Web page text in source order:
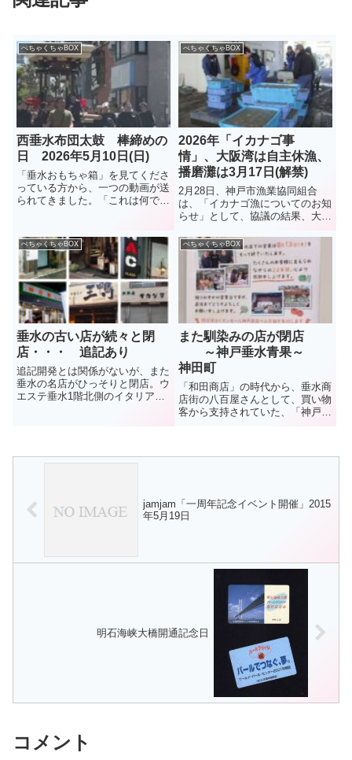
ぺちゃくちゃBOX
西垂水布団太鼓 棒締めの
日 2026年5月10日(日)
「垂水おもちゃ箱」を見てくださ
っている方から、一つの動画が送
られてきました。「これは何でし
鼓、「棒締め」という1年に1回
の行事だそうです。5月10日、行
われたようです。秋祭りに向け
て...
ぺちゃくちゃBOX
2026年「イカナゴ事
情」、大阪湾は自主休漁、
播磨灘は3月17日(解禁)
2月28日、神戸市漁業協同組合
は、「イカナゴ漁についてのお知
らせ」として、協議の結果、大阪
カナゴ漁は、3年連続で自主休漁
となったことを伝えた。播磨灘で
は6日に試験操業が行われ、イカ
ナゴのシンコ漁は3月17日に解...
ぺちゃくちゃBOX
垂水の古い店が続々と閉
店・・・ 追記あり
追記開発とは関係がないが、また
垂水の名店がひっそりと閉店。ウ
エステ垂水1階北側のイタリアン
と。（2026年3月） ...
ぺちゃくちゃBOX
また馴染みの店が閉店
～神戸垂水青果～
神田町
「和田商店」の時代から、垂水商
店街の八百屋さんとして、買い物
客から支持されていた、「神戸垂
jamjam「一周年記念イベント開催」2015
年5月19日
明石海峡大橋開通記念日
コメント